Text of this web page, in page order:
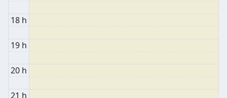
18 h
19 h
20 h
21 h